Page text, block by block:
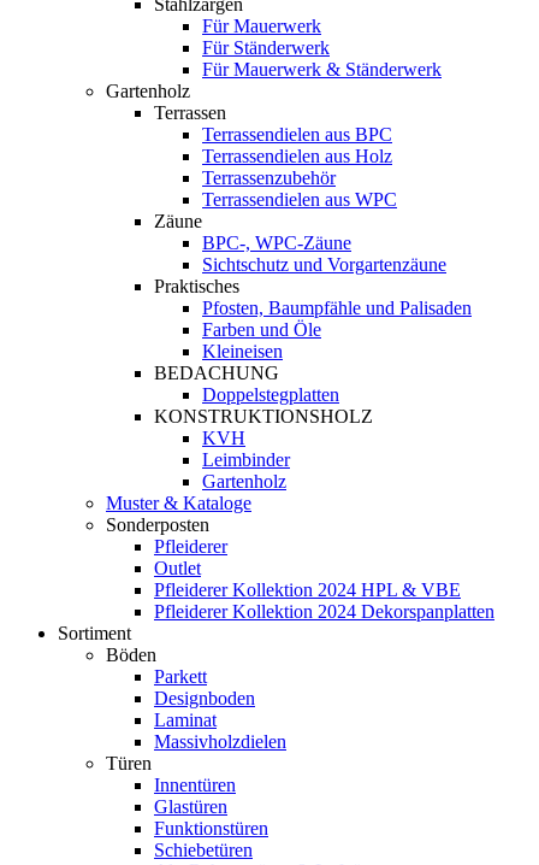
Für Mauerwerk
Für Ständerwerk
Für Mauerwerk & Ständerwerk
Gartenholz
Terrassen
Terrassendielen aus BPC
Terrassendielen aus Holz
Terrassenzubehör
Terrassendielen aus WPC
Zäune
BPC-, WPC-Zäune
Sichtschutz und Vorgartenzäune
Praktisches
Pfosten, Baumpfähle und Palisaden
Farben und Öle
Kleineisen
BEDACHUNG
Doppelstegplatten
KONSTRUKTIONSHOLZ
KVH
Leimbinder
Gartenholz
Muster & Kataloge
Sonderposten
Pfleiderer
Outlet
Pfleiderer Kollektion 2024 HPL & VBE
Pfleiderer Kollektion 2024 Dekorspanplatten
Sortiment
Böden
Parkett
Designboden
Laminat
Massivholzdielen
Türen
Innentüren
Glastüren
Funktionstüren
Schiebetüren